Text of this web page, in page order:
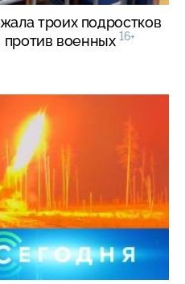
троих подростков
против военных 16+